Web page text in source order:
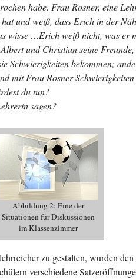
habe. Frau Rosner, eine
und weiß, dass Erich in der
wisse …Erich weiß nicht, was er
und Christian seine
Schwierigkeiten bekommen;
mit Frau Rosner Schwierigkeiten
du tun?
sagen?
Abbildung 2: Eine der
Situationen für Diskussionen
im Klassenzimmer
zu gestalten, wurden den
verschiedene